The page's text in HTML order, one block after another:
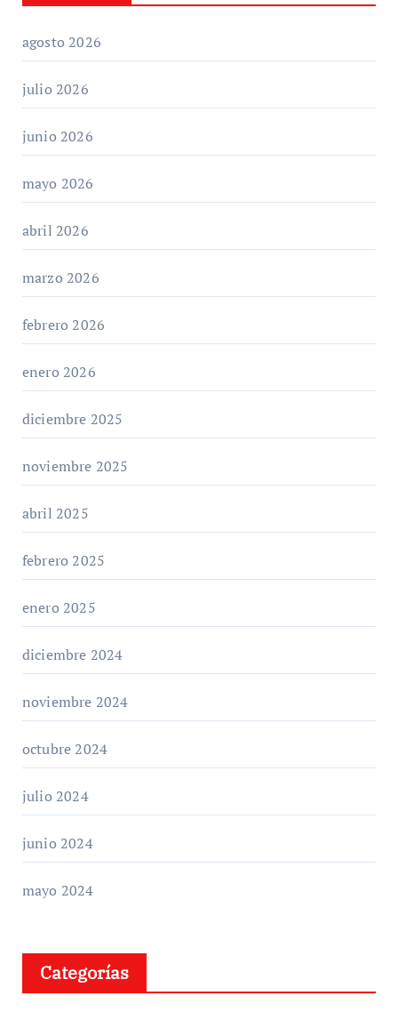
agosto 2026
julio 2026
junio 2026
mayo 2026
abril 2026
marzo 2026
febrero 2026
enero 2026
diciembre 2025
noviembre 2025
abril 2025
febrero 2025
enero 2025
diciembre 2024
noviembre 2024
octubre 2024
julio 2024
junio 2024
mayo 2024
Categorías